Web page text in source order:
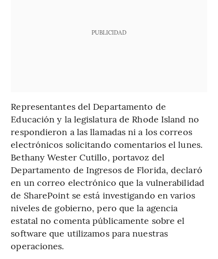
PUBLICIDAD
Representantes del Departamento de
Educación y la legislatura de Rhode Island no
respondieron a las llamadas ni a los correos
electrónicos solicitando comentarios el lunes.
Bethany Wester Cutillo, portavoz del
Departamento de Ingresos de Florida, declaró
en un correo electrónico que la vulnerabilidad
de SharePoint se está investigando en varios
niveles de gobierno, pero que la agencia
estatal no comenta públicamente sobre el
software que utilizamos para nuestras
operaciones.